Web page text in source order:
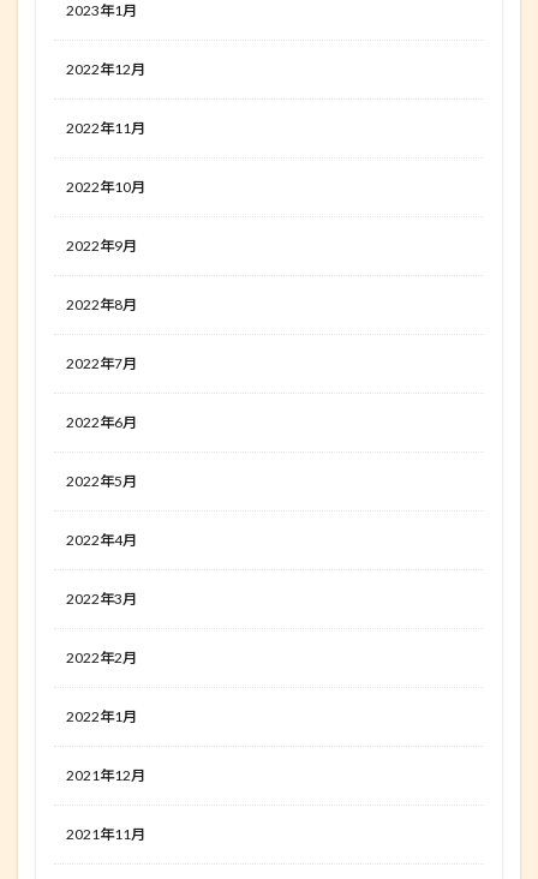
2023年1月
2022年12月
2022年11月
2022年10月
2022年9月
2022年8月
2022年7月
2022年6月
2022年5月
2022年4月
2022年3月
2022年2月
2022年1月
2021年12月
2021年11月